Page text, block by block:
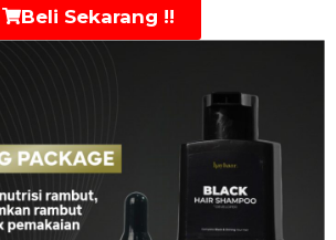
Beli Sekarang !!